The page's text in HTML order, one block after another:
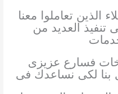
الذين تعاملوا معنا
تنفيذ العديد من
فسارع عزيزى
بنا لكى نساعدك فى